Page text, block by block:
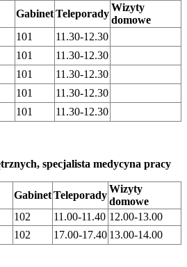
GabinetTeleporady
Wizyty
domowe
101
11.30-12.30
101
11.30-12.30
101
11.30-12.30
101
11.30-12.30
101 11.30-12.30
specjalista medycyna pracy
GabinetTeleporady
Wizyty
domowe
102 11.00-11.40 12.00-13.00
102 17.00-17.40 13.00-14.00